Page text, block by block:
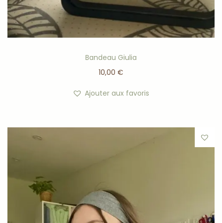
Bandeau Giulia
10,00 €
Ajouter aux favoris